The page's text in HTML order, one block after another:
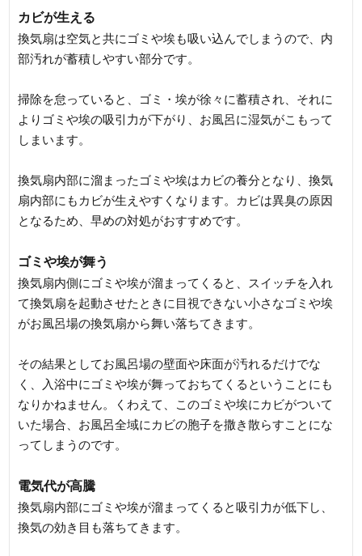
カビが生える
換気扇は空気と共にゴミや埃も吸い込んでしまうので、内
部汚れが蓄積しやすい部分です。
掃除を怠っていると、ゴミ・埃が徐々に蓄積され、それに
よりゴミや埃の吸引力が下がり、お風呂に湿気がこもって
しまいます。
換気扇内部に溜まったゴミや埃はカビの養分となり、換気
扇内部にもカビが生えやすくなります。カビは異臭の原因
となるため、早めの対処がおすすめです。
ゴミや埃が舞う
換気扇内側にゴミや埃が溜まってくると、スイッチを入れ
て換気扇を起動させたときに目視できない小さなゴミや埃
がお風呂場の換気扇から舞い落ちてきます。
その結果としてお風呂場の壁面や床面が汚れるだけでな
く、入浴中にゴミや埃が舞っておちてくるということにも
なりかねません。くわえて、このゴミや埃にカビがついて
いた場合、お風呂全域にカビの胞子を撒き散らすことにな
ってしまうのです。
電気代が高騰
換気扇内部にゴミや埃が溜まってくると吸引力が低下し、
換気の効き目も落ちてきます。